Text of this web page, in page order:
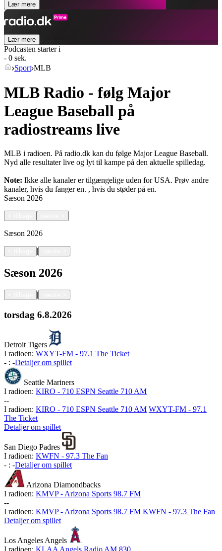
Lær mere
Lær mere
Podcasten starter i
- 0 sek.
Sport MLB
MLB Radio - følg Major
League Baseball på
radiostreams live
MLB i radioen. På radio.dk kan du følge Major League Baseball.
Nyd alle resultater live og lyt til kampe på den aktuelle spilledag.
Note: Ikke alle kanaler er tilgængelige uden for USA. Prøv andre
kanaler, hvis du fanger en. , hvis du støder på en.
Sæson 2026
Sæson 2026
|
Sæson 2026
|
torsdag 6.8.2026
Detroit Tigers
I radioen: WXYT-FM - 97.1 The Ticket
- : -Detaljer om spillet
Seattle Mariners
I radioen: KIRO - 710 ESPN Seattle 710 AM
--
I radioen: KIRO - 710 ESPN Seattle 710 AM WXYT-FM - 97.1
The Ticket
Detaljer om spillet
San Diego Padres
I radioen: KWFN - 97.3 The Fan
- : -Detaljer om spillet
Arizona Diamondbacks
I radioen: KMVP - Arizona Sports 98.7 FM
--
I radioen: KMVP - Arizona Sports 98.7 FM KWFN - 97.3 The Fan
Detaljer om spillet
Los Angeles Angels